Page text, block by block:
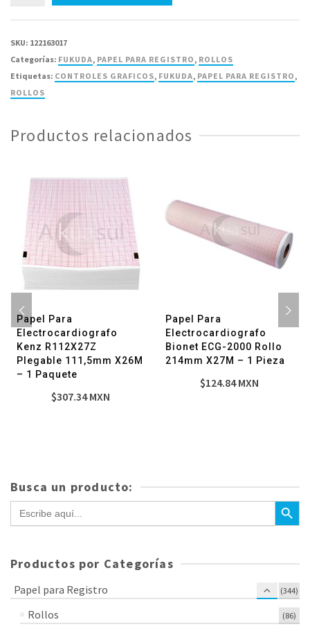
X29M
1
SKU: 122163017
Categorías: FUKUDA, PAPEL PARA REGISTRO, ROLLOS
Etiquetas: CONTROLES GRAFICOS, FUKUDA, PAPEL PARA REGISTRO,
ROLLOS
Productos relacionados
Papel Para
Electrocardiografo
Kenz R112X27Z
Plegable 111,5mm X26M
– 1 Paquete
$307.34MXN
Papel Para
Electrocardiografo
Bionet ECG-2000 Rollo
214mm X27M – 1 Pieza
$124.84MXN
Busca un producto:
Buscar: Botón de
Productos por Categorías
Papel para Registro (344)
Rollos (86)